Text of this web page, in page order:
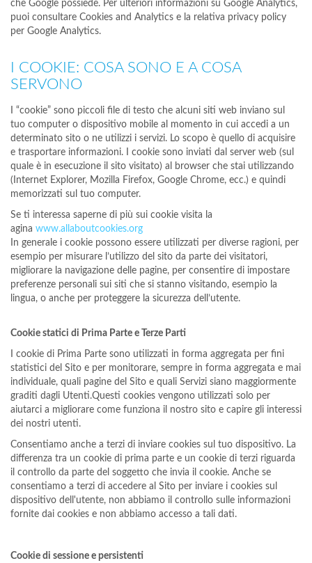
che Google possiede. Per ulteriori informazioni su Google Analytics,
puoi consultare Cookies and Analytics e la relativa privacy policy
per Google Analytics.
I COOKIE: COSA SONO E A COSA
SERVONO
I “cookie” sono piccoli file di testo che alcuni siti web inviano sul
tuo computer o dispositivo mobile al momento in cui accedi a un
determinato sito o ne utilizzi i servizi. Lo scopo è quello di acquisire
e trasportare informazioni. I cookie sono inviati dal server web (sul
quale è in esecuzione il sito visitato) al browser che stai utilizzando
(Internet Explorer, Mozilla Firefox, Google Chrome, ecc.) e quindi
memorizzati sul tuo computer.
Se ti interessa saperne di più sui cookie visita la
agina www.allaboutcookies.org
In generale i cookie possono essere utilizzati per diverse ragioni, per
esempio per misurare l’utilizzo del sito da parte dei visitatori,
migliorare la navigazione delle pagine, per consentire di impostare
preferenze personali sui siti che si stanno visitando, esempio la
lingua, o anche per proteggere la sicurezza dell’utente.
Cookie statici di Prima Parte e Terze Parti
I cookie di Prima Parte sono utilizzati in forma aggregata per fini
statistici del Sito e per monitorare, sempre in forma aggregata e mai
individuale, quali pagine del Sito e quali Servizi siano maggiormente
graditi dagli Utenti.Questi cookies vengono utilizzati solo per
aiutarci a migliorare come funziona il nostro sito e capire gli interessi
dei nostri utenti.
Consentiamo anche a terzi di inviare cookies sul tuo dispositivo. La
differenza tra un cookie di prima parte e un cookie di terzi riguarda
il controllo da parte del soggetto che invia il cookie. Anche se
consentiamo a terzi di accedere al Sito per inviare i cookies sul
dispositivo dell'utente, non abbiamo il controllo sulle informazioni
fornite dai cookies e non abbiamo accesso a tali dati.
Cookie di sessione e persistenti